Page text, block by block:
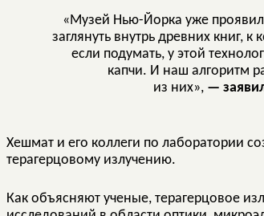
«Музей Нью-Йорка уже проявил
заглянуть внутрь древних книг,
если подумать, у этой
капчи. И наш алгоритм
из них», —
Хешмат и его коллеги по лаборатории
терагерцовому излучению.
Как объясняют ученые, терагерцовое